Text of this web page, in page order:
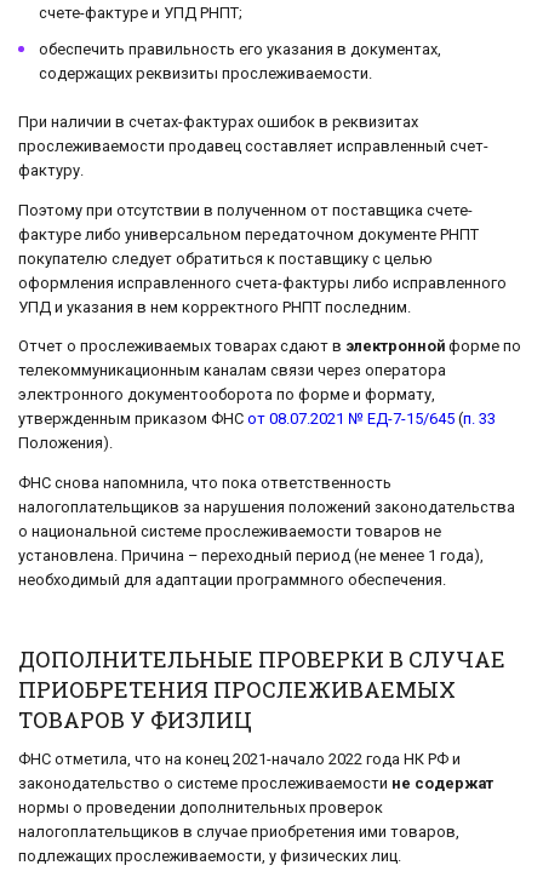
счете-фактуре и УПД РНПТ;
обеспечить правильность его указания в документах,
содержащих реквизиты прослеживаемости.
При наличии в счетах-фактурах ошибок в реквизитах
прослеживаемости продавец составляет исправленный счет-
фактуру.
Поэтому при отсутствии в полученном от поставщика счете-
фактуре либо универсальном передаточном документе РНПТ
покупателю следует обратиться к поставщику с целью
оформления исправленного счета-фактуры либо исправленного
УПД и указания в нем корректного РНПТ последним.
Отчет о прослеживаемых товарах сдают в электронной форме по
телекоммуникационным каналам связи через оператора
электронного документооборота по форме и формату,
утвержденным приказом ФНС от 08.07.2021 № ЕД-7-15/645 (п. 33
Положения).
ФНС снова напомнила, что пока ответственность
налогоплательщиков за нарушения положений законодательства
о национальной системе прослеживаемости товаров не
установлена. Причина – переходный период (не менее 1 года),
необходимый для адаптации программного обеспечения.
ДОПОЛНИТЕЛЬНЫЕ ПРОВЕРКИ В СЛУЧАЕ
ПРИОБРЕТЕНИЯ ПРОСЛЕЖИВАЕМЫХ
ТОВАРОВ У ФИЗЛИЦ
ФНС отметила, что на конец 2021-начало 2022 года НК РФ и
законодательство о системе прослеживаемости не содержат
нормы о проведении дополнительных проверок
налогоплательщиков в случае приобретения ими товаров,
подлежащих прослеживаемости, у физических лиц.